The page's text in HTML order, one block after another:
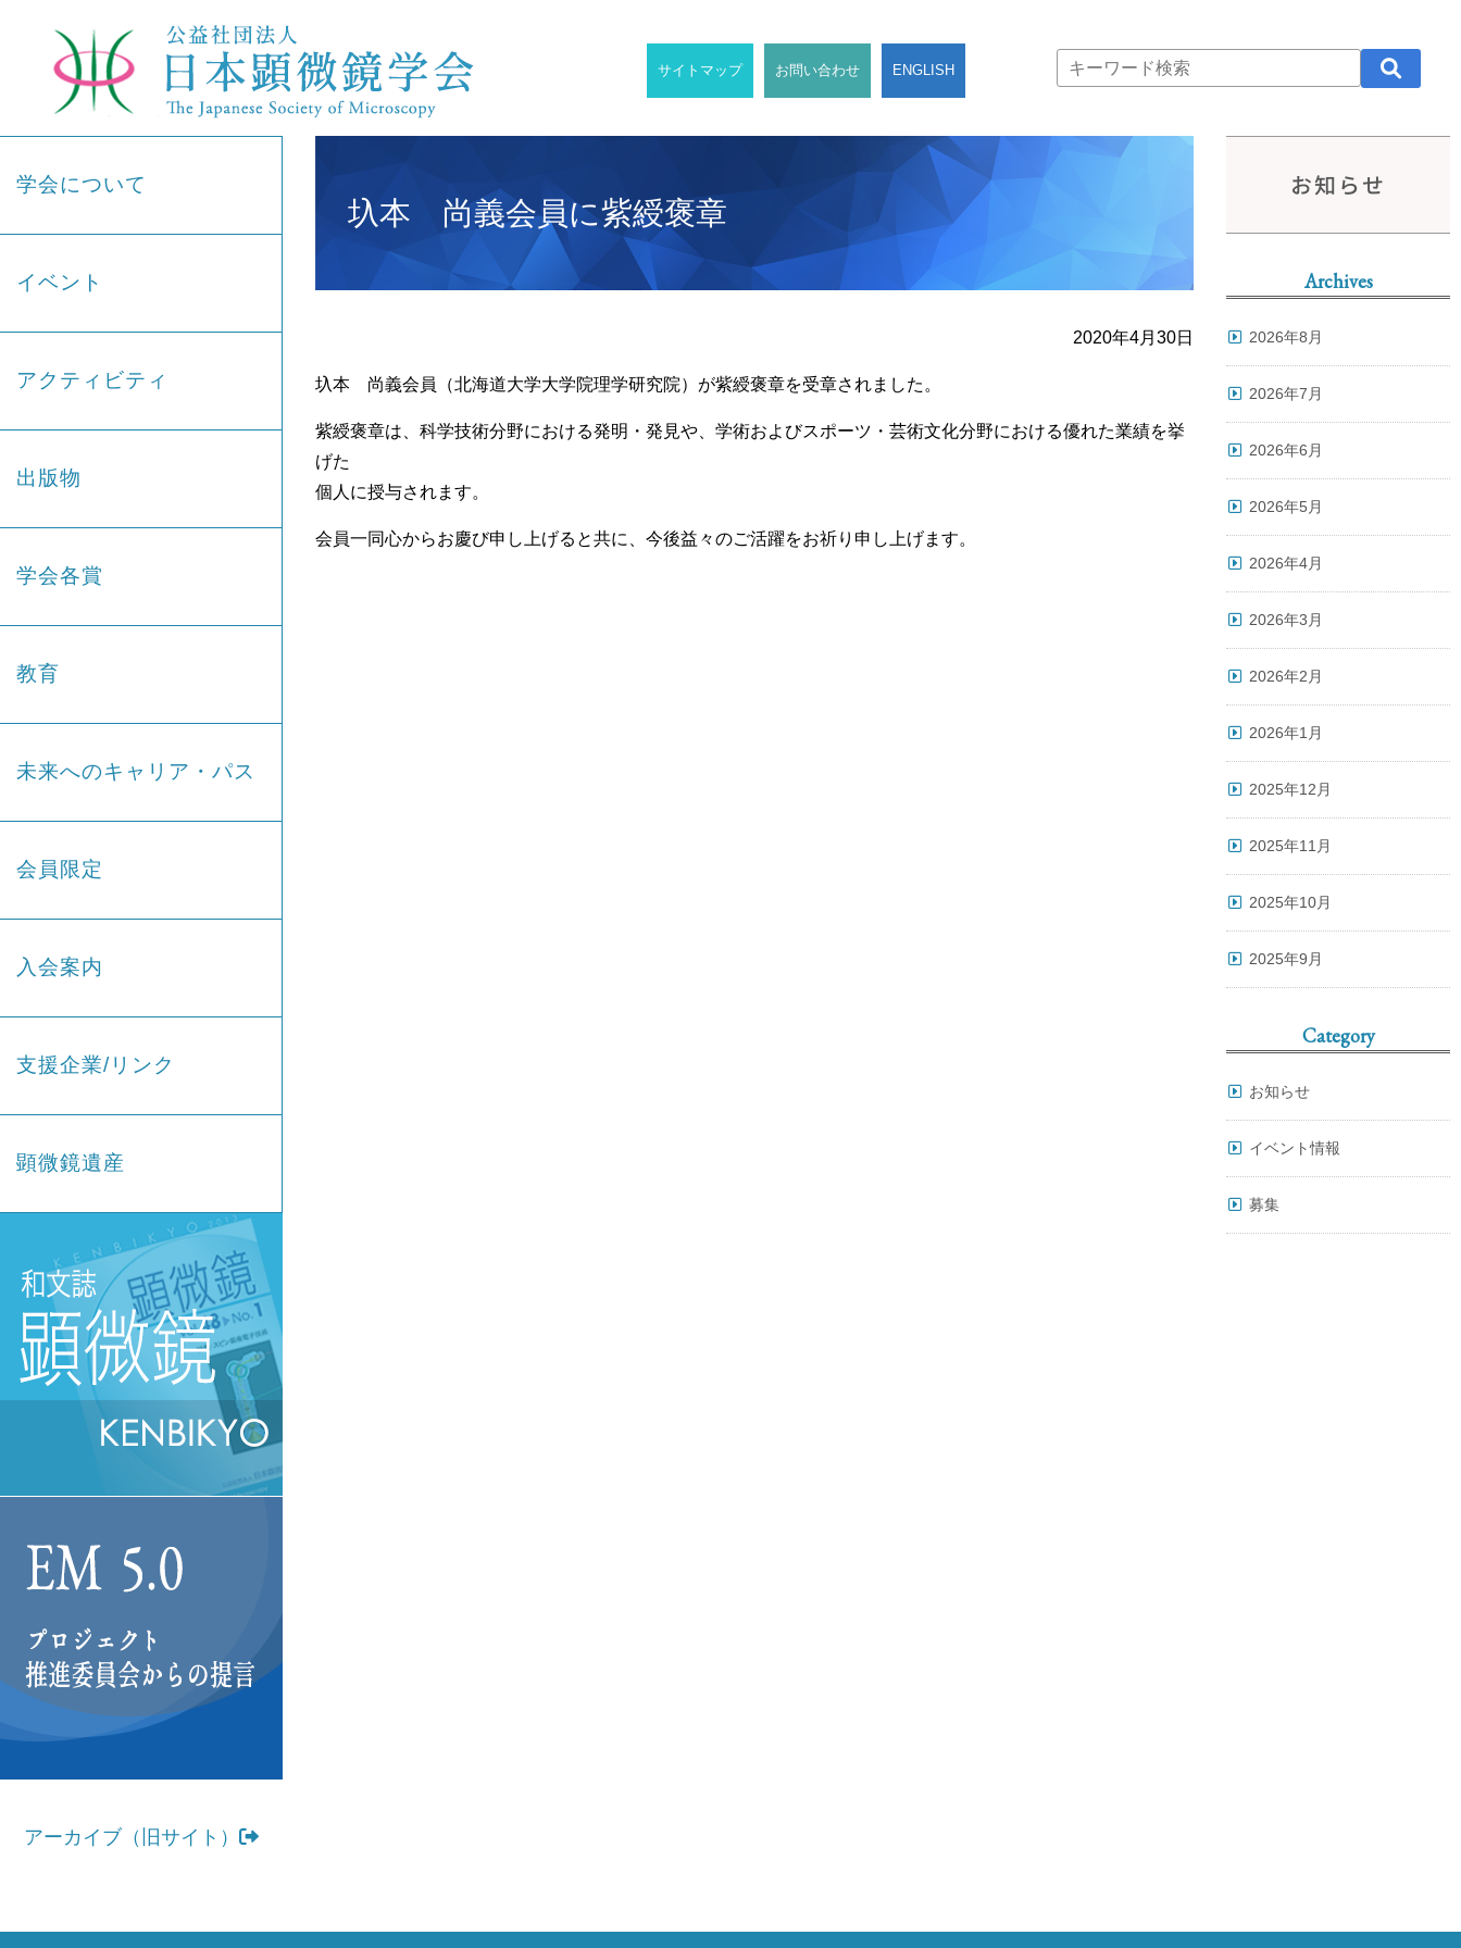
サイトマップ お問い合わせ ENGLISH
学会について
イベント
アクティビティ
出版物
学会各賞
教育
未来へのキャリア・パス
会員限定
入会案内
支援企業/リンク
顕微鏡遺産
アーカイブ（旧サイト）
圦本 尚義会員に紫綬褒章
2020年4月30日
圦本 尚義会員（北海道大学大学院理学研究院）が紫綬褒章を受章されました。
紫綬褒章は、科学技術分野における発明・発見や、学術およびスポーツ・芸術文化分野における優れた業績を挙
げた
個人に授与されます。
会員一同心からお慶び申し上げると共に、今後益々のご活躍をお祈り申し上げます。
お知らせ
Archives
2026年8月
2026年7月
2026年6月
2026年5月
2026年4月
2026年3月
2026年2月
2026年1月
2025年12月
2025年11月
2025年10月
2025年9月
Category
お知らせ
イベント情報
募集